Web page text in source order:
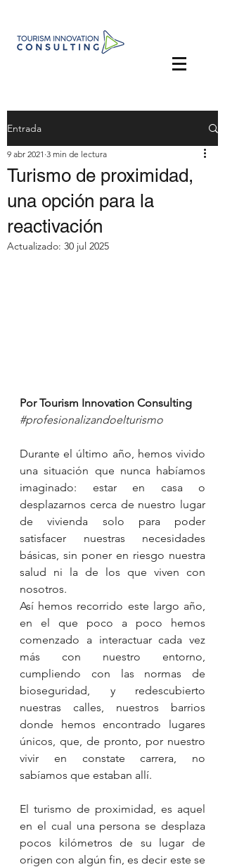
Entrada
Turismo de proximidad,
una opción para la
reactivación
9 abr 2021 3 min de lectura
Actualizado: 30 jul 2025
Por Tourism Innovation Consulting
#profesionalizandoelturismo
Durante el último año, hemos vivido
una situación que nunca habíamos
imaginado: estar en casa o
desplazarnos cerca de nuestro lugar
de vivienda solo para poder
satisfacer nuestras necesidades
básicas, sin poner en riesgo nuestra
salud ni la de los que viven con
nosotros.
Así hemos recorrido este largo año,
en el que poco a poco hemos
comenzado a interactuar cada vez
más con nuestro entorno,
cumpliendo con las normas de
bioseguridad, y redescubierto
nuestras calles, nuestros barrios
donde hemos encontrado lugares
únicos, que, de pronto, por nuestro
vivir en constate carrera, no
sabíamos que estaban allí.
El turismo de proximidad, es aquel
en el cual una persona se desplaza
pocos kilómetros de su lugar de
origen con algún fin, es decir este se